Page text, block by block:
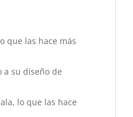
que las hace más
su diseño de
lo que las hace